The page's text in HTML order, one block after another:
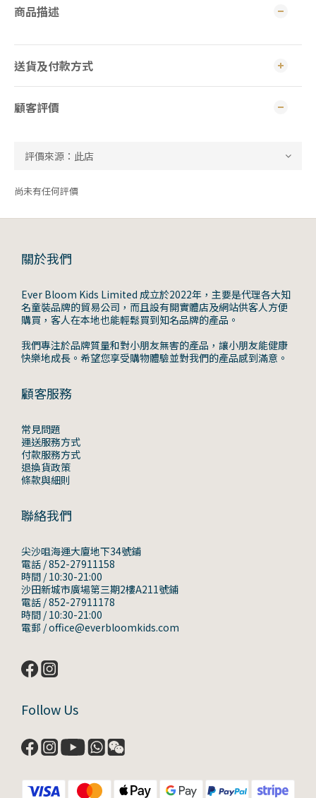
商品描述
送貨及付款方式
顧客評價
尚未有任何評價
關於我們
Ever Bloom Kids Limited 成立於2022年，主要是代理各大知
名童裝品牌的貿易公司，而且設有開實體店及網站供客人方便
購買，客人在本地也能輕鬆買到知名品牌的產品。
我們專注於品牌質量和對小朋友無害的產品，讓小朋友能健康
快樂地成長。希望您享受購物體驗並對我們的產品感到滿意。
顧客服務
常見問題
運送服務方式
付款服務方式
退換貨政策
條款與細則
聯絡我們
尖沙咀海運大廈地下34號鋪
電話 / 852-27911158
時間 / 10:30-21:00
沙田新城市廣場第三期2樓A211號鋪
電話 / 852-27911178
時間 / 10:30-21:00
電郵 / office@everbloomkids.com
Follow Us